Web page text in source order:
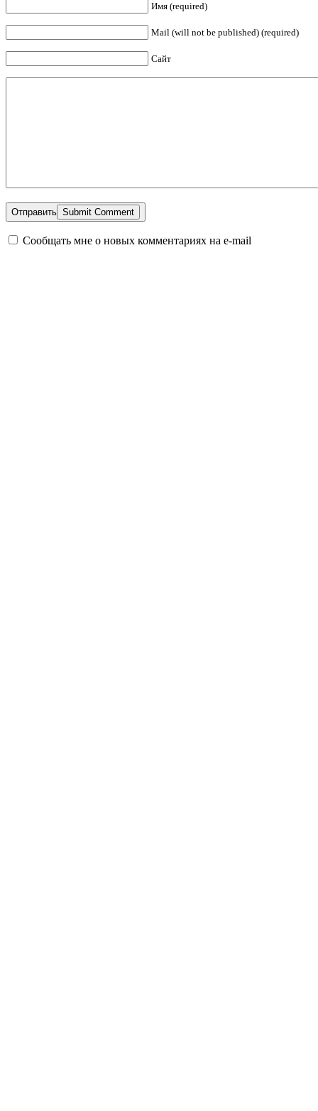
Имя (required)
Mail (will not be published) (required)
Сайт
Отправить
Сообщать мне о новых комментариях на e-mail